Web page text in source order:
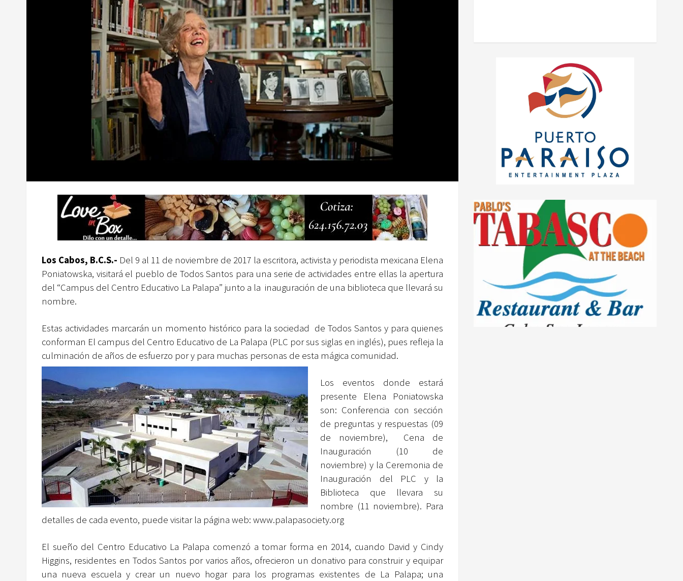
Los Cabos, B.C.S.- Del 9 al 11 de noviembre de 2017 la escritora, activista y periodista mexicana Elena
Poniatowska, visitará el pueblo de Todos Santos para una serie de actividades entre ellas la apertura
del “Campus del Centro Educativo La Palapa” junto a la inauguración de una biblioteca que llevará su
nombre.
Estas actividades marcarán un momento histórico para la sociedad de Todos Santos y para quienes
conforman El campus del Centro Educativo de La Palapa (PLC por sus siglas en inglés), pues refleja la
culminación de años de esfuerzo por y para muchas personas de esta mágica comunidad.
Los eventos donde estará
presente Elena Poniatowska
son: Conferencia con sección
de preguntas y respuestas (09
de noviembre), Cena de
Inauguración (10 de
noviembre) y la Ceremonia de
Inauguración del PLC y la
Biblioteca que llevara su
nombre (11 noviembre). Para
detalles de cada evento, puede visitar la página web: www.palapasociety.org
El sueño del Centro Educativo La Palapa comenzó a tomar forma en 2014, cuando David y Cindy
Higgins, residentes en Todos Santos por varios años, ofrecieron un donativo para construir y equipar
una nueva escuela y crear un nuevo hogar para los programas existentes de La Palapa; una